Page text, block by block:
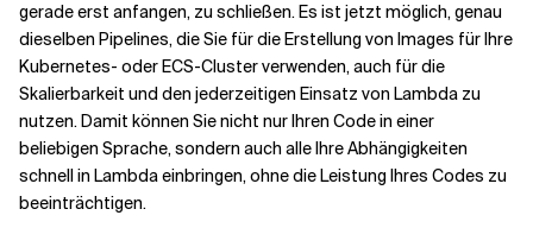
gerade erst anfangen, zu schließen. Es ist jetzt möglich, genau
dieselben Pipelines, die Sie für die Erstellung von Images für Ihre
Kubernetes- oder ECS-Cluster verwenden, auch für die
Skalierbarkeit und den jederzeitigen Einsatz von Lambda zu
nutzen. Damit können Sie nicht nur Ihren Code in einer
beliebigen Sprache, sondern auch alle Ihre Abhängigkeiten
schnell in Lambda einbringen, ohne die Leistung Ihres Codes zu
beeinträchtigen.